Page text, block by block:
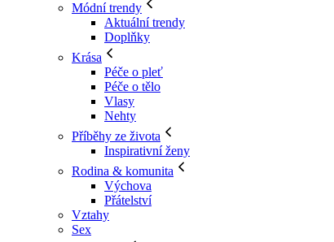
Módní trendy
Aktuální trendy
Doplňky
Krása
Péče o pleť
Péče o tělo
Vlasy
Nehty
Příběhy ze života
Inspirativní ženy
Rodina & komunita
Výchova
Přátelství
Vztahy
Sex